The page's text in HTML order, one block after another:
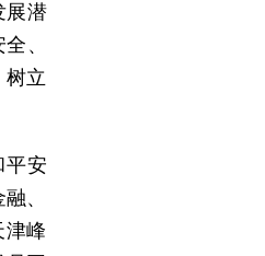
展潜
、
树立
平安
、
峰